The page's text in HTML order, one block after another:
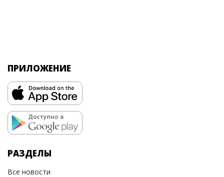
ПРИЛОЖЕНИЕ
РАЗДЕЛЫ
Все новости